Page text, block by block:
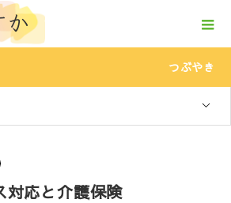
つぶやき
対応と介護保険